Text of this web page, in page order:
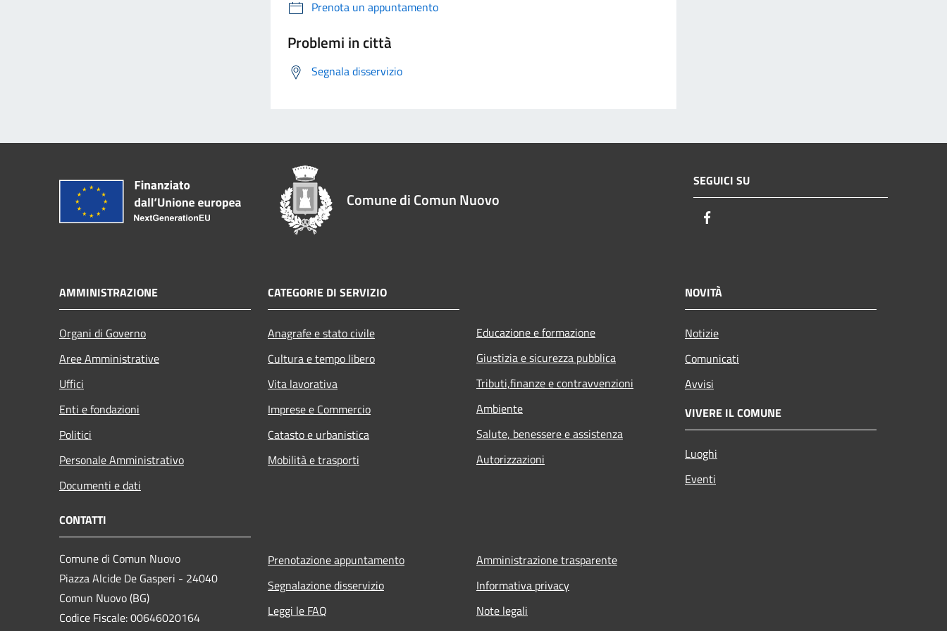
Prenota un appuntamento
Problemi in città
Segnala disservizio
Comune di Comun Nuovo
SEGUICI SU
AMMINISTRAZIONE
Organi di Governo
Aree Amministrative
Uffici
Enti e fondazioni
Politici
Personale Amministrativo
Documenti e dati
CATEGORIE DI SERVIZIO
Anagrafe e stato civile
Cultura e tempo libero
Vita lavorativa
Imprese e Commercio
Catasto e urbanistica
Mobilità e trasporti
Educazione e formazione
Giustizia e sicurezza pubblica
Tributi,finanze e contravvenzioni
Ambiente
Salute, benessere e assistenza
Autorizzazioni
NOVITÀ
Notizie
Comunicati
Avvisi
VIVERE IL COMUNE
Luoghi
Eventi
CONTATTI
Comune di Comun Nuovo
Piazza Alcide De Gasperi - 24040
Comun Nuovo (BG)
Codice Fiscale: 00646020164
Prenotazione appuntamento
Segnalazione disservizio
Leggi le FAQ
Amministrazione trasparente
Informativa privacy
Note legali